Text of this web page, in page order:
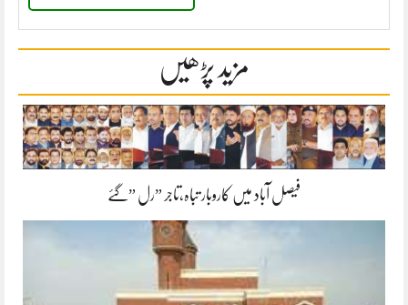
مزید پڑھیں
فیصل آباد میں کاروبار تباہ،تاجر ”رل ”گئے